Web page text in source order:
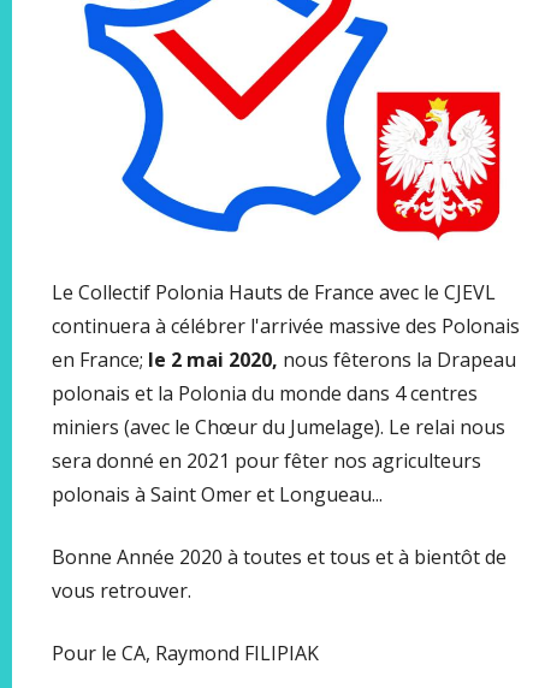
Le Collectif Polonia Hauts de France avec le CJEVL
continuera à célébrer l'arrivée massive des Polonais
en France; le 2 mai 2020, nous fêterons la Drapeau
polonais et la Polonia du monde dans 4 centres
miniers (avec le Chœur du Jumelage). Le relai nous
sera donné en 2021 pour fêter nos agriculteurs
polonais à Saint Omer et Longueau...
Bonne Année 2020 à toutes et tous et à bientôt de
vous retrouver.
Pour le CA, Raymond FILIPIAK